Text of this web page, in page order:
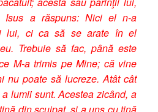
Isus a răspuns: Nici el n-a
lui, ci ca să se arate în el
Trebuie să fac, până este
M-a trimis pe Mine; că vine
nu poate să lucreze. Atât cât
lumii sunt. Acestea zicând, a
din scuipat, şi a uns cu tină